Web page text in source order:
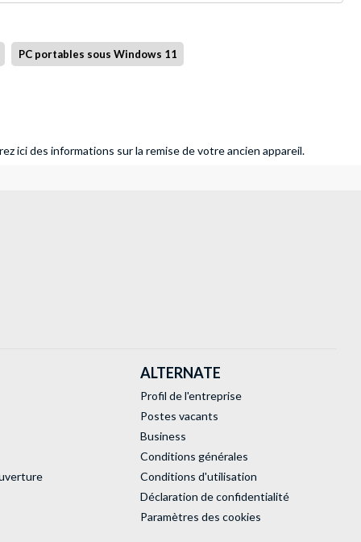
PC portables sous Windows 11
ici des informations sur la remise de votre ancien appareil.
ALTERNATE
Profil de l'entreprise
Postes vacants
Business
Conditions générales
Conditions d'utilisation
Déclaration de confidentialité
Paramètres des cookies